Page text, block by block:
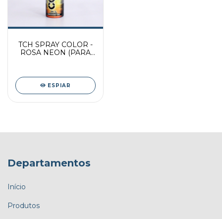
TCH SPRAY COLOR -
ROSA NEON (PARA
ESPIAR
Departamentos
Início
Produtos